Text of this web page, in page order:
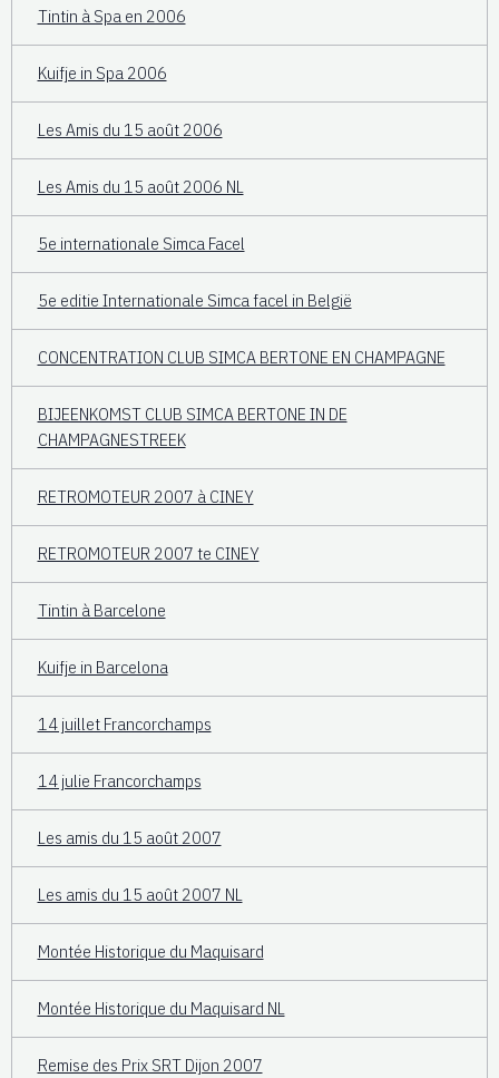
Tintin à Spa en 2006
Kuifje in Spa 2006
Les Amis du 15 août 2006
Les Amis du 15 août 2006 NL
5e internationale Simca Facel
5e editie Internationale Simca facel in België
CONCENTRATION CLUB SIMCA BERTONE EN CHAMPAGNE
BIJEENKOMST CLUB SIMCA BERTONE IN DE
CHAMPAGNESTREEK
RETROMOTEUR 2007 à CINEY
RETROMOTEUR 2007 te CINEY
Tintin à Barcelone
Kuifje in Barcelona
14 juillet Francorchamps
14 julie Francorchamps
Les amis du 15 août 2007
Les amis du 15 août 2007 NL
Montée Historique du Maquisard
Montée Historique du Maquisard NL
Remise des Prix SRT Dijon 2007